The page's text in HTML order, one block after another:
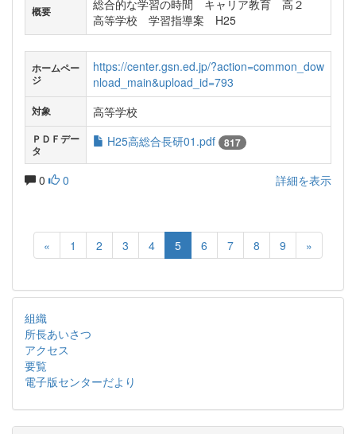
概要
総合的な学習の時間 キャリア教育 高２
高等学校 学習指導案 H25
ホームペー
ジ
https://center.gsn.ed.jp/?action=common_dow
nload_main&upload_id=793
対象 高等学校
ＰＤＦデー
タ
H25高総合長研01.pdf 817
0 0 詳細を表示
« 1 2 3 4 5 6 7 8 9 »
組織
所長あいさつ
アクセス
要覧
電子版センターだより